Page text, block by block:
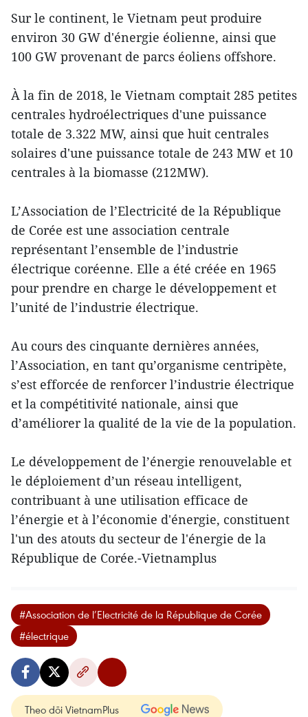
Sur le continent, le Vietnam peut produire
environ 30 GW d'énergie éolienne, ainsi que
100 GW provenant de parcs éoliens offshore.
À la fin de 2018, le Vietnam comptait 285 petites
centrales hydroélectriques d'une puissance
totale de 3.322 MW, ainsi que huit centrales
solaires d'une puissance totale de 243 MW et 10
centrales à la biomasse (212MW).
L’Association de l’Electricité de la République
de Corée est une association centrale
représentant l’ensemble de l’industrie
électrique coréenne. Elle a été créée en 1965
pour prendre en charge le développement et
l’unité de l’industrie électrique.
Au cours des cinquante dernières années,
l’Association, en tant qu’organisme centripète,
s’est efforcée de renforcer l’industrie électrique
et la compétitivité nationale, ainsi que
d’améliorer la qualité de la vie de la population.
Le développement de l’énergie renouvelable et
le déploiement d’un réseau intelligent,
contribuant à une utilisation efficace de
l’énergie et à l’économie d'énergie, constituent
l'un des atouts du secteur de l'énergie de la
République de Corée.-Vietnamplus
#Association de l’Electricité de la République de Corée
#électrique
Theo dõi VietnamPlus